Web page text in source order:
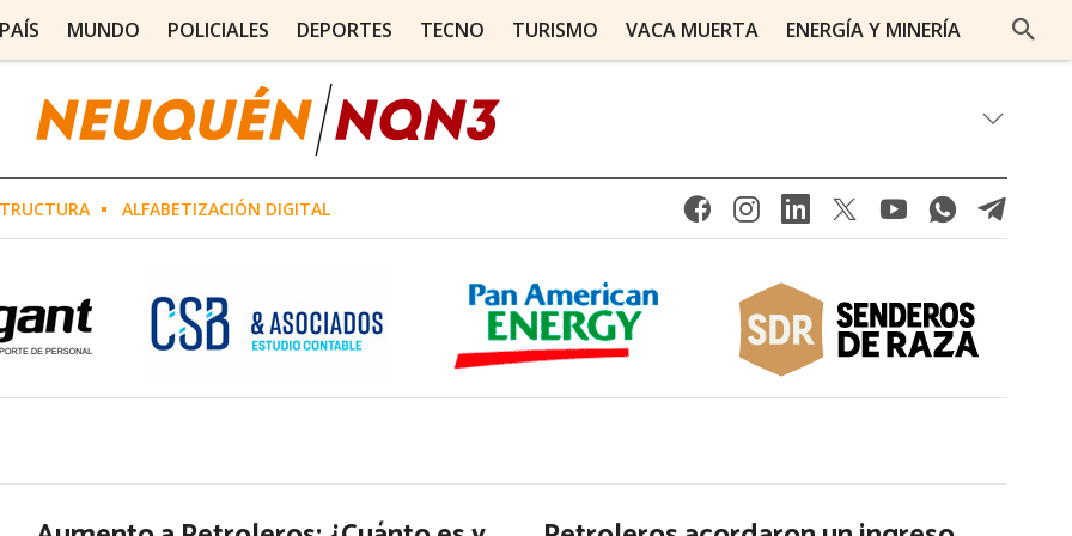
PAÍS MUNDO POLICIALES DEPORTES TECNO TURISMO VACA MUERTA ENERGÍA Y MINERÍA
ALFABETIZACIÓN DIGITAL